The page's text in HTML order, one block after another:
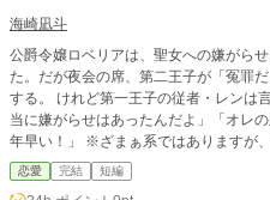
海崎凪斗
公爵令嬢ロベリアは、聖女への嫌がら
た。だが夜会の席、第二王子が「冤罪
する。 けれど第一王子の従者・レンは言う。 「いや？冤罪なんかじゃない。本
当に嫌がらせはあったんだよ」「オレ
年早い！」 ※ざまぁ系ではありますが、"ざまぁされそうな王子の従者が、それ
を阻止して悪役令嬢気取りの転生者を
恋愛 完結 短編